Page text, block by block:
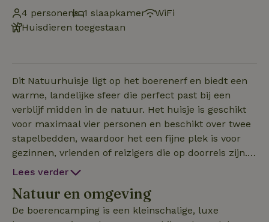
4 personen
1 slaapkamer
WiFi
Huisdieren toegestaan
Dit Natuurhuisje ligt op het boerenerf en biedt een
warme, landelijke sfeer die perfect past bij een
verblijf midden in de natuur. Het huisje is geschikt
voor maximaal vier personen en beschikt over twee
stapelbedden, waardoor het een fijne plek is voor
gezinnen, vrienden of reizigers die op doorreis zijn.
De hut is praktisch en huiselijk ingericht, met een
eettafel. Buiten vind je een overdekte veranda waar
je ’s ochtends kunt genieten van de stilte van het
Lees verder
Natuur en omgeving
De boerencamping is een kleinschalige, luxe